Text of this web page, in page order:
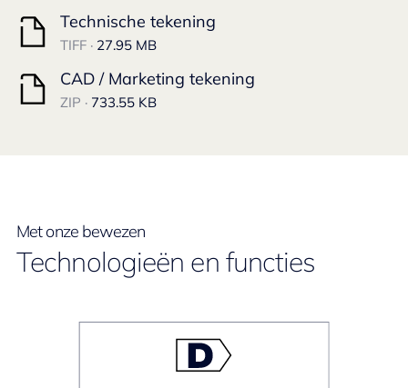
Technische tekening
TIFF · 27.95 MB
CAD / Marketing tekening
ZIP · 733.55 KB
Met onze bewezen
Technologieën en functies